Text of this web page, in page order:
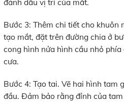
Bước 3: Thêm chi tiết cho khuôn
tạo mắt, đặt trên đường chia ở
cong hình nửa hình cầu nhỏ
cưa.
Bước 4: Tạo tai. Vẽ hai hình tam
đầu. Đảm bảo rằng đỉnh của